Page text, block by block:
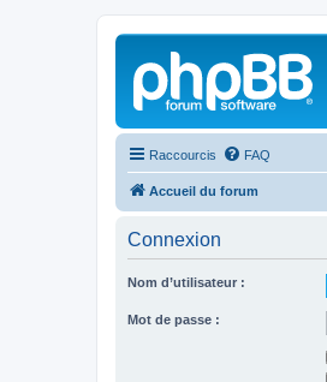
Raccourcis FAQ
Accueil du forum
Connexion
Nom d’utilisateur :
Mot de passe :